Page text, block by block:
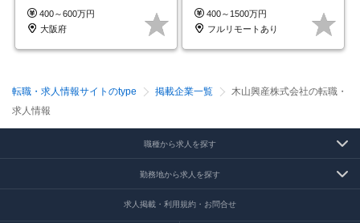
400～600万円
大阪府
上★副業可
400～1500万円
フルリモートあり
転職・求人情報サイトのtype 掲載企業一覧
木山興産株式会社の転職・
求人情報
職種から求人を探す
勤務地から求人を探す
求人掲載・利用規約・お問合せ